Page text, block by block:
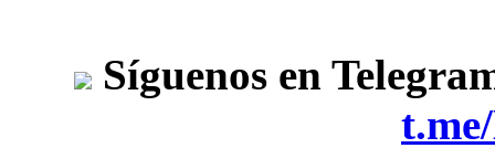
Síguenos en